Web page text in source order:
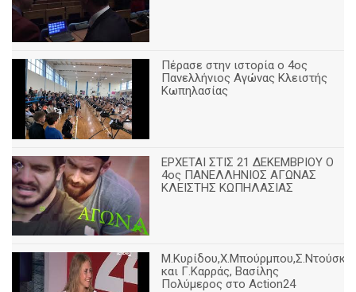
Πέρασε στην ιστορία ο 4ος
Πανελλήνιος Αγώνας Κλειστής
Κωπηλασίας
ΕΡΧΕΤΑΙ ΣΤΙΣ 21 ΔΕΚΕΜΒΡΙΟΥ Ο
4ος ΠΑΝΕΛΛΗΝΙΟΣ ΑΓΩΝΑΣ
ΚΛΕΙΣΤΗΣ ΚΩΠΗΛΑΣΙΑΣ
και Γ.Καρράς, Βασίλης
Πολύμερος στο Action24